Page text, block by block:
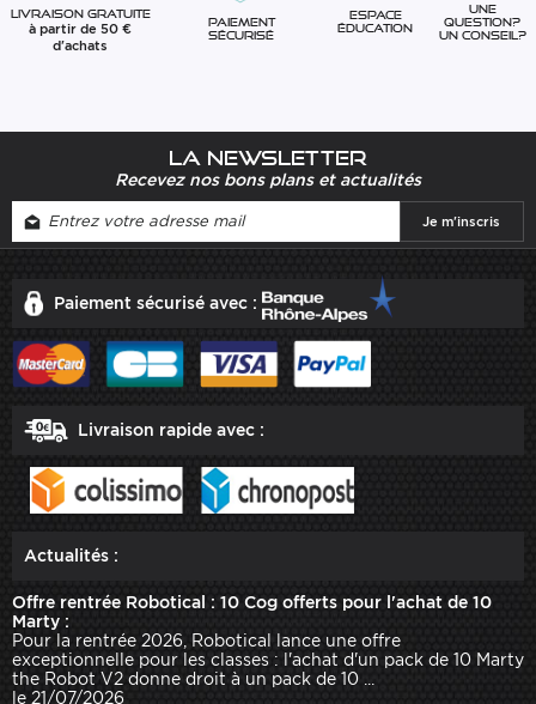
Livraison gratuite
à partir de 50 €
d'achats
Paiement
sécurisé
Espace
éducation
Une
question?
Un conseil?
La newsletter
Recevez nos bons plans et actualités
Paiement sécurisé avec :
Livraison rapide avec :
Actualités :
Offre rentrée Robotical : 10 Cog offerts pour l'achat de 10
Marty :
Pour la rentrée 2026, Robotical lance une offre
exceptionnelle pour les classes : l'achat d'un pack de 10 Marty
the Robot V2 donne droit à un pack de 10 ...
le 21/07/2026